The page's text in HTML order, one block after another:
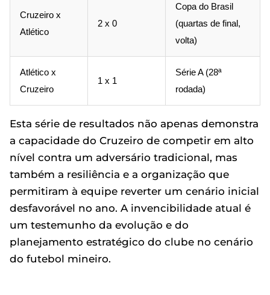
Cruzeiro x
Atlético
2 x 0
Copa do Brasil
(quartas de final,
volta)
Atlético x
Cruzeiro
1 x 1
Série A (28ª
rodada)
Esta série de resultados não apenas demonstra
a capacidade do Cruzeiro de competir em alto
nível contra um adversário tradicional, mas
também a resiliência e a organização que
permitiram à equipe reverter um cenário inicial
desfavorável no ano. A invencibilidade atual é
um testemunho da evolução e do
planejamento estratégico do clube no cenário
do futebol mineiro.